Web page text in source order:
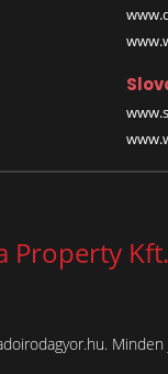
Property Kft.